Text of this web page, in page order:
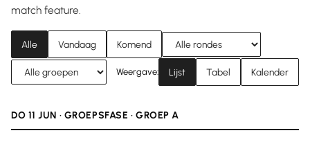
match feature.
Alle Vandaag Komend
Weergave: Lijst Tabel Kalender
DO 11 JUN · GROEPSFASE · GROEP A